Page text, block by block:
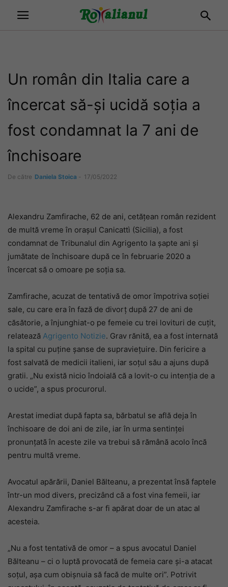
Un român din Italia care a
încercat să-și ucidă soția a
fost condamnat la 7 ani de
închisoare
De către Daniela Stoica - 17/05/2022
Alexandru Zamfirache, 62 de ani, cetățean român rezident
de multă vreme în orașul Canicattì (Sicilia), a fost
condamnat de Tribunalul din Agrigento la șapte ani și
jumătate de închisoare după ce în februarie 2020 a
încercat să o omoare pe soția sa.
Zamfirache, acuzat de tentativă de omor împotriva soției
sale, cu care era în fază de divorț după 27 de ani de
căsătorie, a înjunghiat-o pe femeie cu trei lovituri de cuțit,
relatează Agrigento Notizie. Grav rănită, ea a fost internată
la spital cu puține șanse de supraviețuire. Din fericire a
fost salvată de medicii italieni, iar soțul său a ajuns după
gratii. „Nu există nicio îndoială că a lovit-o cu intenția de a
o ucide”, a spus procurorul.
Arestat imediat după fapta sa, bărbatul se află deja în
închisoare de doi ani de zile, iar în urma sentinței
pronunțată în aceste zile va trebui să rămână acolo încă
pentru multă vreme.
Avocatul apărării, Daniel Bălteanu, a prezentat însă faptele
într-un mod divers, precizând că a fost vina femeii, iar
Alexandru Zamfirache s-ar fi apărat doar de un atac al
acesteia.
„Nu a fost tentativă de omor – a spus avocatul Daniel
Bălteanu – ci o luptă provocată de femeia care și-a atacat
soțul, așa cum obișnuia să facă de multe ori”. Potrivit